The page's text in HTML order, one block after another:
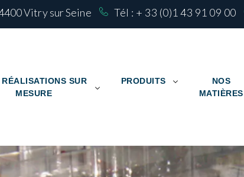
Vitry sur Seine Tél : + 33 (0)1 43 91 09 00
RÉALISATIONS SUR
MESURE
PRODUITS
NOS
MATIÈRES